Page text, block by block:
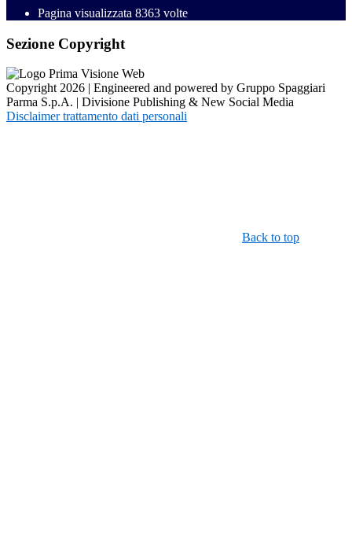
Pagina visualizzata 8363 volte
Sezione Copyright
Copyright 2026 | Engineered and powered by Gruppo Spaggiari
Parma S.p.A. | Divisione Publishing & New Social Media
Disclaimer trattamento dati personali
Back to top